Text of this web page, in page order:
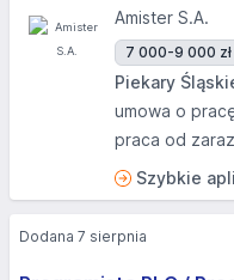
Amister S.A.
7 000-9 000 zł
Piekary
umowa o
praca od zaraz
Szybkie
Dodana 7 sierpnia